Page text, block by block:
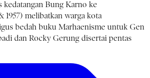
kedatangan Bung Karno ke
1957) melibatkan warga kota
bedah buku Marhaenisme untuk Gen
dan Rocky Gerung disertai pentas